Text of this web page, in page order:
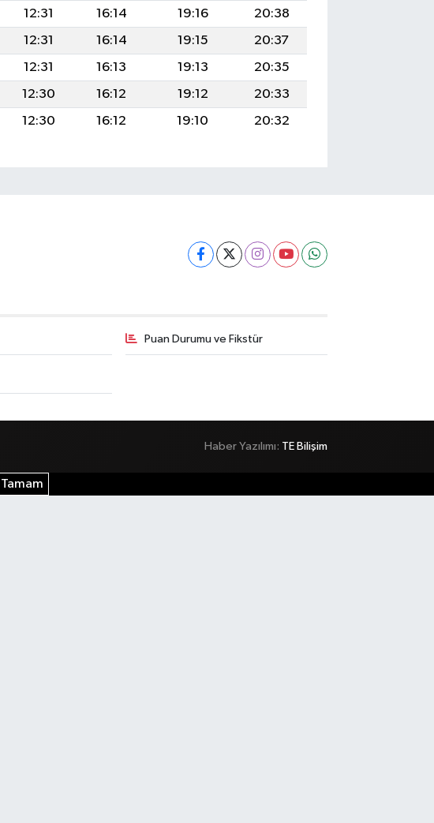
12:31 16:14 19:16
20:38
12:31 16:14 19:15
20:37
12:31 16:13 19:13
20:35
12:30 16:12 19:12
20:33
12:30 16:12 19:10 20:32
Puan Durumu ve Fikstür
Haber Yazılımı: TE Bilişim
Tamam